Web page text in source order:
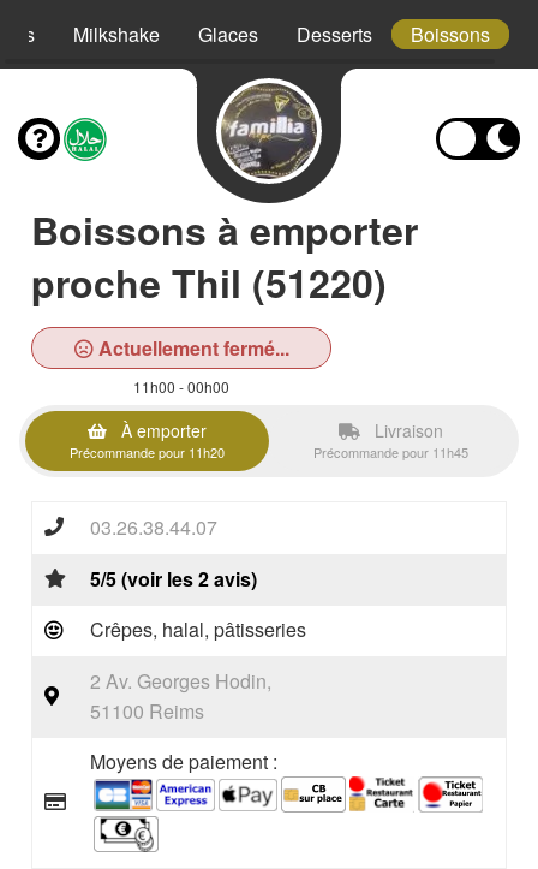
Milkshake Glaces Desserts Boissons
Boissons à emporter
proche Thil (51220)
Actuellement fermé...
11h00 - 00h00
À emporter
Précommande pour 11h20
Livraison
Précommande pour 11h45
03.26.38.44.07
5/5 (voir les 2 avis)
Crêpes, halal, pâtisseries
2 Av. Georges Hodin,
51100 Reims
Moyens de paiement :